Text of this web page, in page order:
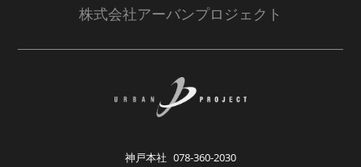
株式会社アーバンプロジェクト
神戸本社 078-360-2030